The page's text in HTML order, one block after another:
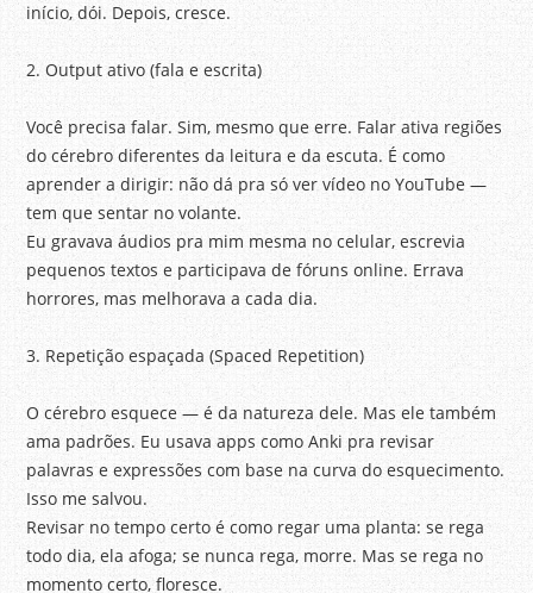
início, dói. Depois, cresce.
2. Output ativo (fala e escrita)
Você precisa falar. Sim, mesmo que erre. Falar ativa regiões
do cérebro diferentes da leitura e da escuta. É como
aprender a dirigir: não dá pra só ver vídeo no YouTube —
tem que sentar no volante.
Eu gravava áudios pra mim mesma no celular, escrevia
pequenos textos e participava de fóruns online. Errava
horrores, mas melhorava a cada dia.
3. Repetição espaçada (Spaced Repetition)
O cérebro esquece — é da natureza dele. Mas ele também
ama padrões. Eu usava apps como Anki pra revisar
palavras e expressões com base na curva do esquecimento.
Isso me salvou.
Revisar no tempo certo é como regar uma planta: se rega
todo dia, ela afoga; se nunca rega, morre. Mas se rega no
momento certo, floresce.